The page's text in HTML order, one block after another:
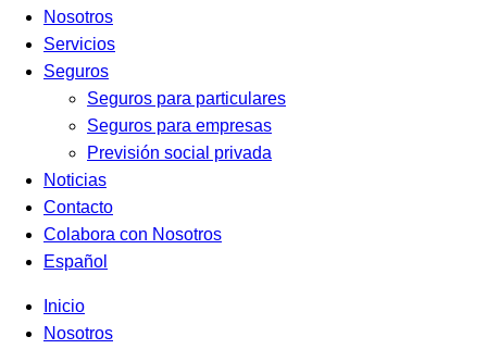
Nosotros
Servicios
Seguros
Seguros para particulares
Seguros para empresas
Previsión social privada
Noticias
Contacto
Colabora con Nosotros
Español
Inicio
Nosotros